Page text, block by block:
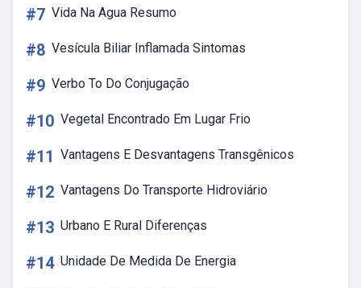
#7 Vida Na Agua Resumo
#8 Vesícula Biliar Inflamada Sintomas
#9 Verbo To Do Conjugação
#10 Vegetal Encontrado Em Lugar Frio
#11 Vantagens E Desvantagens Transgênicos
#12 Vantagens Do Transporte Hidroviário
#13 Urbano E Rural Diferenças
#14 Unidade De Medida De Energia